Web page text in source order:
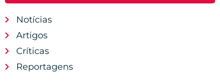
Notícias
Artigos
Críticas
Reportagens